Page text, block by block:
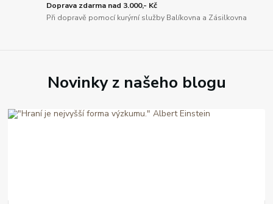
Doprava zdarma nad 3.000,- Kč
Při dopravě pomocí kurýrní služby Balíkovna a Zásilkovna
Novinky z našeho blogu